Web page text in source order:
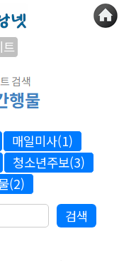
매일미사(1)
청소년주보(3)
(2)